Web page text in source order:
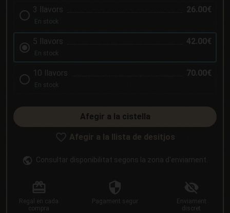
3 llavors 26.00€
En stock
5 llavors 42.00€
En stock
10 llavors 70.00€
En stock
Afegir a la cistella
Afegir a la llista de desitjos
Consultar disponibilitat segons la zona d'enviament.
Regal en cada
compra
Pagament segur
Enviament
discret